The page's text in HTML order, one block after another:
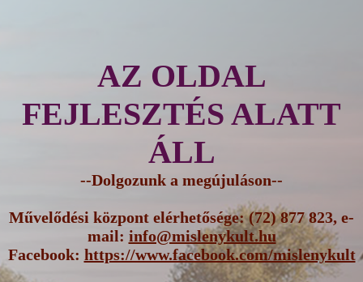
AZ OLDAL
FEJLESZTÉS ALATT
ÁLL
--Dolgozunk a megújuláson--
Művelődési központ elérhetősége: (72) 877 823, e-
mail: info@mislenykult.hu
Facebook: https://www.facebook.com/mislenykult